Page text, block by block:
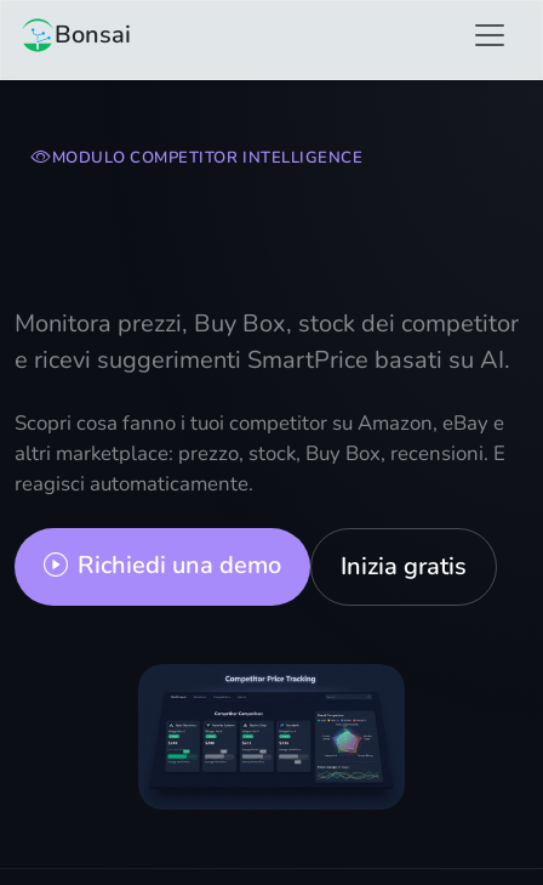
Bonsai
MODULO COMPETITOR INTELLIGENCE
Monitora prezzi, Buy Box, stock dei competitor
e ricevi suggerimenti SmartPrice basati su AI.
Scopri cosa fanno i tuoi competitor su Amazon, eBay e
altri marketplace: prezzo, stock, Buy Box, recensioni. E
reagisci automaticamente.
Richiedi una demo Inizia gratis